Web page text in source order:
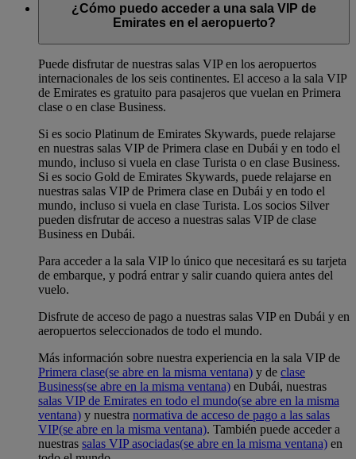
¿Cómo puedo acceder a una sala VIP de
Emirates en el aeropuerto?
Puede disfrutar de nuestras salas VIP en los aeropuertos
internacionales de los seis continentes. El acceso a la sala VIP
de Emirates es gratuito para pasajeros que vuelan en Primera
clase o en clase Business.
Si es socio Platinum de Emirates Skywards, puede relajarse
en nuestras salas VIP de Primera clase en Dubái y en todo el
mundo, incluso si vuela en clase Turista o en clase Business.
Si es socio Gold de Emirates Skywards, puede relajarse en
nuestras salas VIP de Primera clase en Dubái y en todo el
mundo, incluso si vuela en clase Turista. Los socios Silver
pueden disfrutar de acceso a nuestras salas VIP de clase
Business en Dubái.
Para acceder a la sala VIP lo único que necesitará es su tarjeta
de embarque, y podrá entrar y salir cuando quiera antes del
vuelo.
Disfrute de acceso de pago a nuestras salas VIP en Dubái y en
aeropuertos seleccionados de todo el mundo.
Más información sobre nuestra experiencia en la sala VIP de
Primera clase(se abre en la misma ventana) y de clase
Business(se abre en la misma ventana) en Dubái, nuestras
salas VIP de Emirates en todo el mundo(se abre en la misma
ventana) y nuestra normativa de acceso de pago a las salas
VIP(se abre en la misma ventana). También puede acceder a
nuestras salas VIP asociadas(se abre en la misma ventana) en